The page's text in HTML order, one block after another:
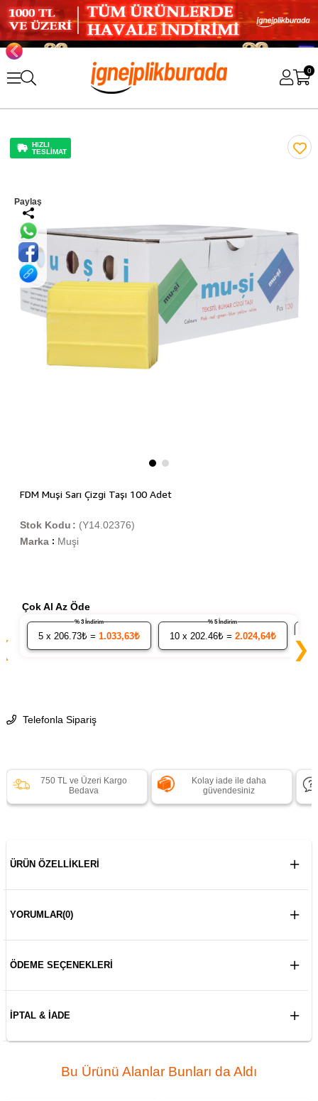
0
HIZLI
TESLİMAT
Paylaş
FDM Muşi Sarı Çizgi Taşı 100 Adet
(Y14.02376)
Stok Kodu
Marka : Muşi
Çok Al Az Öde
5x 206.73₺ = 1.033,63₺
% 3 İndirim
10x 202.46₺ = 2.024,64₺
% 5 İndirim
❯
Telefonla Sipariş
750 TL ve Üzeri Kargo
Bedava
Kolay iade ile daha
güvendesiniz
ÜRÜN ÖZELLIKLERI
YORUMLAR(0)
ÖDEME SEÇENEKLERI
İPTAL & İADE
Bu Ürünü Alanlar Bunları da Aldı